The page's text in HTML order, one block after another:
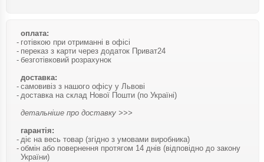
оплата:
готівкою при отриманні в офісі
переказ з карти через додаток Приват24
безготівковий розрахунок
доставка:
самовивіз з нашого офісу у Львові
доставка на склад Нової Пошти (по Україні)
детальніше про доставку >>>
гарантія:
діє на весь товар (згідно з умовами виробника)
обмін або повернення протягом 14 днів (відповідно до закону
України)